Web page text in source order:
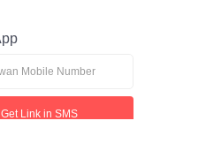
Get Link in SMS